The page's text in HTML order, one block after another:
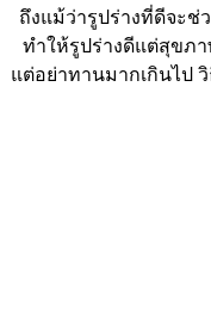
ถึงแม้ว่ารูปร่างที่ดีจะช่
ทำให้รูปร่างดีแต่สุขภ
แต่อย่าทานมากเกินไป